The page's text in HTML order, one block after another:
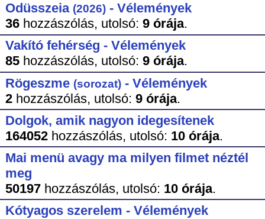
Odüsszeia (2026)- Vélemények
36hozzászólás, utolsó: 9 órája.
Vakító fehérség - Vélemények
85hozzászólás, utolsó: 9 órája.
Rögeszme (sorozat)- Vélemények
2hozzászólás, utolsó: 9 órája.
Dolgok, amik nagyon idegesítenek
164052hozzászólás, utolsó: 10 órája.
Mai menü avagy ma milyen filmet néztél
meg
50197hozzászólás, utolsó: 10 órája.
Kótyagos szerelem - Vélemények